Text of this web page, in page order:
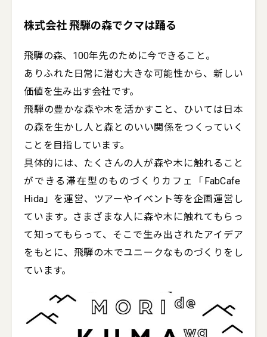
株式会社 飛騨の森でクマは踊る
飛騨の森、100年先のために今できること。
ありふれた日常に潜む大きな可能性から、新しい
価値を生み出す会社です。
飛騨の豊かな森や木を活かすこと、ひいては日本
の森を生かし人と森とのいい関係をつくっていく
ことを目指しています。
具体的には、たくさんの人が森や木に触れること
ができる滞在型のものづくりカフェ「FabCafe
Hida」を運営、ツアーやイベント等を企画運営し
ています。さまざまな人に森や木に触れてもらっ
て知ってもらって、そこで生み出されたアイデア
をもとに、飛騨の木でユニークなものづくりをし